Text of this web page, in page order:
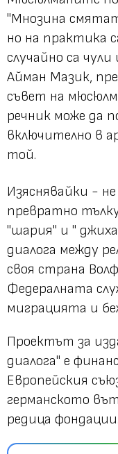
"Мнозина
но на практика
случайно са чули
Айман Мазик,
съвет на
речник може да
включително в
той.
Изяснявайки -
превратно
"шария" и "
диалога между
своя страна
Федералната
миграцията и
Проектът за
диалога" е
Европейския
германското
редица фондации.